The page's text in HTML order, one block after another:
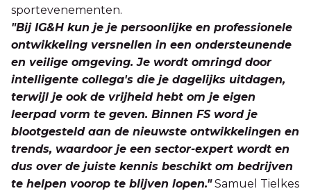
sportevenementen.
"Bij IG&H kun je je persoonlijke en professionele
ontwikkeling versnellen in een ondersteunende
en veilige omgeving. Je wordt omringd door
intelligente collega's die je dagelijks uitdagen,
terwijl je ook de vrijheid hebt om je eigen
leerpad vorm te geven. Binnen FS word je
blootgesteld aan de nieuwste ontwikkelingen en
trends, waardoor je een sector-expert wordt en
dus over de juiste kennis beschikt om bedrijven
te helpen voorop te blijven lopen."Samuel Tielkes